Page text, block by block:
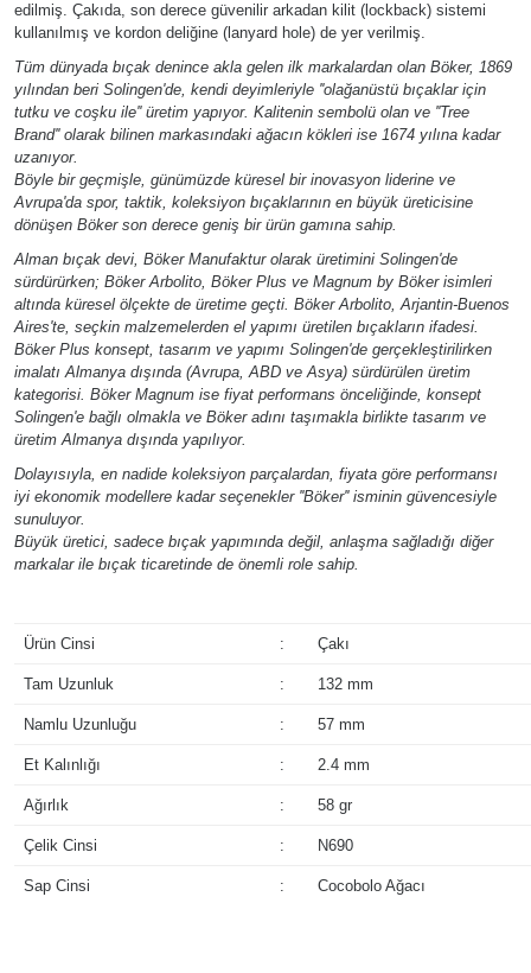
edilmiş. Çakıda, son derece güvenilir arkadan kilit (lockback) sistemi
kullanılmış ve kordon deliğine (lanyard hole) de yer verilmiş.
Tüm dünyada bıçak denince akla gelen ilk markalardan olan Böker, 1869
yılından beri Solingen'de, kendi deyimleriyle ''olağanüstü bıçaklar için
tutku ve coşku ile'' üretim yapıyor. Kalitenin sembolü olan ve ''Tree
Brand'' olarak bilinen markasındaki ağacın kökleri ise 1674 yılına kadar
uzanıyor.
Böyle bir geçmişle, günümüzde küresel bir inovasyon liderine ve
Avrupa'da spor, taktik, koleksiyon bıçaklarının en büyük üreticisine
dönüşen Böker son derece geniş bir ürün gamına sahip.
Alman bıçak devi, Böker Manufaktur olarak üretimini Solingen'de
sürdürürken; Böker Arbolito, Böker Plus ve Magnum by Böker isimleri
altında küresel ölçekte de üretime geçti. Böker Arbolito, Arjantin-Buenos
Aires'te, seçkin malzemelerden el yapımı üretilen bıçakların ifadesi.
Böker Plus konsept, tasarım ve yapımı Solingen'de gerçekleştirilirken
imalatı Almanya dışında (Avrupa, ABD ve Asya) sürdürülen üretim
kategorisi. Böker Magnum ise fiyat performans önceliğinde, konsept
Solingen'e bağlı olmakla ve Böker adını taşımakla birlikte tasarım ve
üretim Almanya dışında yapılıyor.
Dolayısıyla, en nadide koleksiyon parçalardan, fiyata göre performansı
iyi ekonomik modellere kadar seçenekler ''Böker'' isminin güvencesiyle
sunuluyor.
Büyük üretici, sadece bıçak yapımında değil, anlaşma sağladığı diğer
markalar ile bıçak ticaretinde de önemli role sahip.
Ürün Cinsi : Çakı
Tam Uzunluk : 132 mm
Namlu Uzunluğu : 57 mm
Et Kalınlığı : 2.4 mm
Ağırlık : 58 gr
Çelik Cinsi : N690
Sap Cinsi : Cocobolo Ağacı